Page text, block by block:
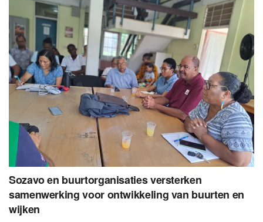
Sozavo en buurtorganisaties versterken
samenwerking voor ontwikkeling van buurten en
wijken